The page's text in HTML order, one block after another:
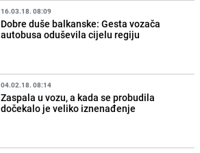
16.03.18. 08:09
Dobre duše balkanske: Gesta vozača
autobusa oduševila cijelu regiju
04.02.18. 08:14
Zaspala u vozu, a kada se probudila
dočekalo je veliko iznenađenje